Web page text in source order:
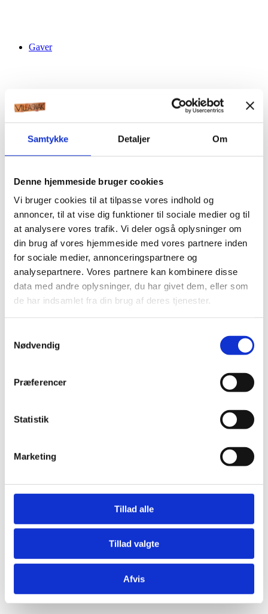
Samtykke Detaljer Om
Denne hjemmeside bruger cookies
Vi bruger cookies til at tilpasse vores indhold og
annoncer, til at vise dig funktioner til sociale medier og til
at analysere vores trafik. Vi deler også oplysninger om
din brug af vores hjemmeside med vores partnere inden
for sociale medier, annonceringspartnere og
analysepartnere. Vores partnere kan kombinere disse
data med andre oplysninger, du har givet dem, eller som
de har indsamlet fra din brug af deres tjenester.
Nødvendig
Præferencer
Statistik
Marketing
Tillad alle
Tillad valgte
Afvis
Gaver
Krystaller